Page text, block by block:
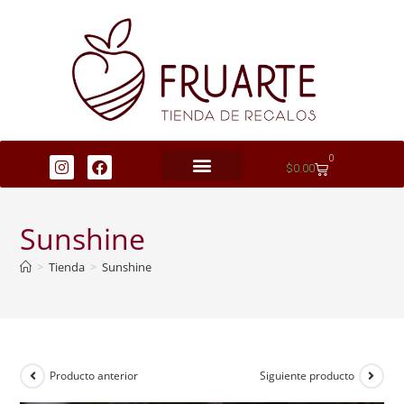
$0.00
0
Sunshine
> Tienda > Sunshine
Producto anterior Siguiente producto